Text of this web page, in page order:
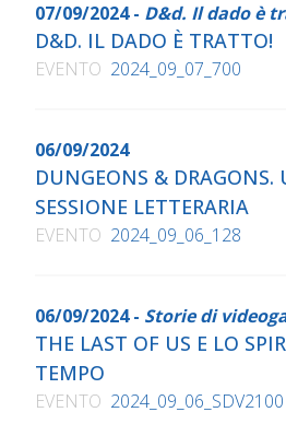
07/09/2024 - D&d. Il dado è
D&D. IL DADO È TRATTO!
EVENTO 2024_09_07_700
06/09/2024
DUNGEONS & DRAGONS.
SESSIONE LETTERARIA
EVENTO 2024_09_06_128
06/09/2024 - Storie di
THE LAST OF US E LO
TEMPO
EVENTO 2024_09_06_SDV2100